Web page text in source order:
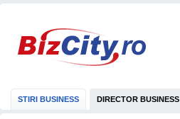
STIRI BUSINESS DIRECTOR BUSINESS